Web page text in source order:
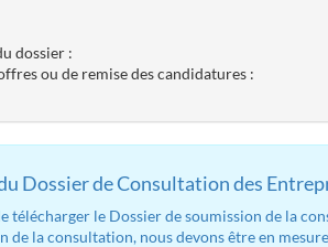
dossier :
ou de remise des candidatures :
Dossier de Consultation des
télécharger le Dossier de soumission de la
de la consultation, nous devons être en